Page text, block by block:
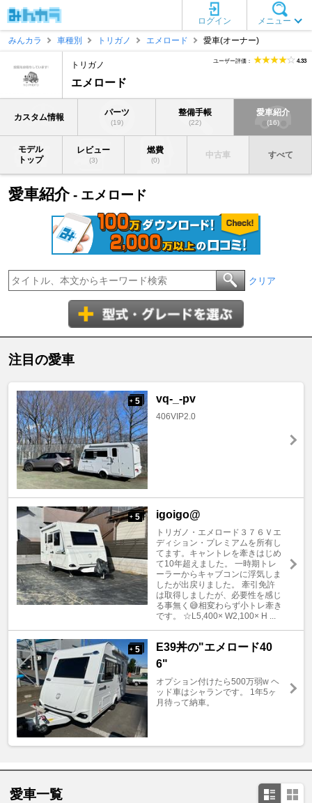
メニュー
ログイン
みんカラ
車種別 トリガノ エメロード 愛車(オーナー)
トリガノ
エメロード
ユーザー評価： 4.33
カスタム情報 パーツ
(19)
整備手帳
(22)
愛車紹介
(16)
モデル
トップ
レビュー
(3)
燃費
(0)
中古車 すべて
愛車紹介- エメロード
クリア
注目の愛車
+ 5 vq-_-pv
406VIP2.0
+ 5 igoigo@
トリガノ・エメロード３７６Ｖエ
ディション・プレミアムを所有し
てます。キャントレを牽きはじめ
て10年超えました。 一時期トレ
ーラーからキャブコンに浮気しま
したが出戻りました。 牽引免許
は取得しましたが、必要性を感じ
る事無く😅相変わらず小トレ牽き
です。 ☆L5,400× W2,100× H ...
+ 5
E39丼の"エメロード40
6"
オプション付けたら500万弱w ヘ
ッド車はシャランです。 1年5ヶ
月待って納車。
愛車一覧